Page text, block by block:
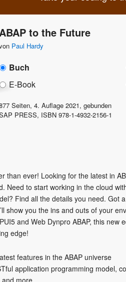
to the Future
Paul Hardy
Buch
E-Book
Seiten, 4. Auflage 2021, gebunden
PRESS, ISBN 978-1-4932-2156-1
than ever! Looking for the latest in
Need to start working in the cloud
Find all the details you need. Got
show you the ins and outs of your
and Web Dynpro ABAP, this new
edge!
features in the ABAP universe
application programming model,
and more